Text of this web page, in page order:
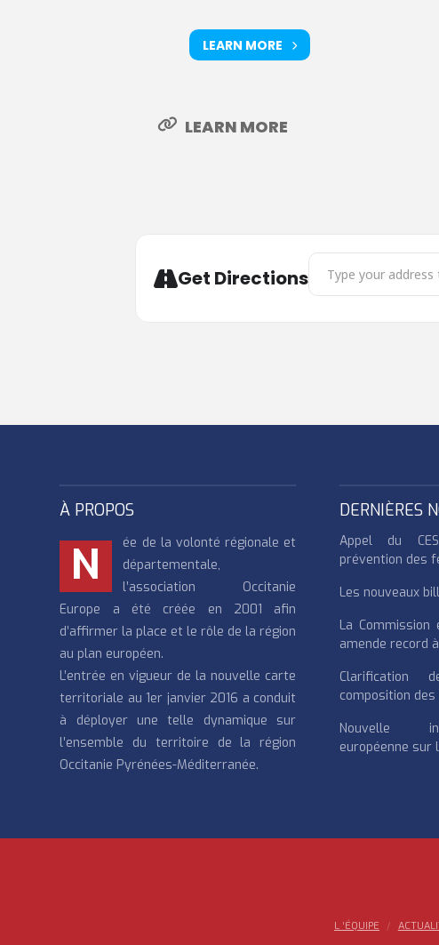
LEARN MORE
LEARN MORE
Get Directions
Address - Journée
À PROPOS
N
ée de la volonté régionale et
départementale,
l’association Occitanie
Europe a été créée en 2001 afin
d’affirmer la place et le rôle de la région
au plan européen.
L’entrée en vigueur de la nouvelle carte
territoriale au 1er janvier 2016 a conduit
à déployer une telle dynamique sur
l’ensemble du territoire de la région
Occitanie Pyrénées-Méditerranée.
DERNIÈRES
Appel du
prévention des
Les nouveaux
La Commission
amende record
composition
Nouvelle
européenne sur
L ‘ÉQUIPE